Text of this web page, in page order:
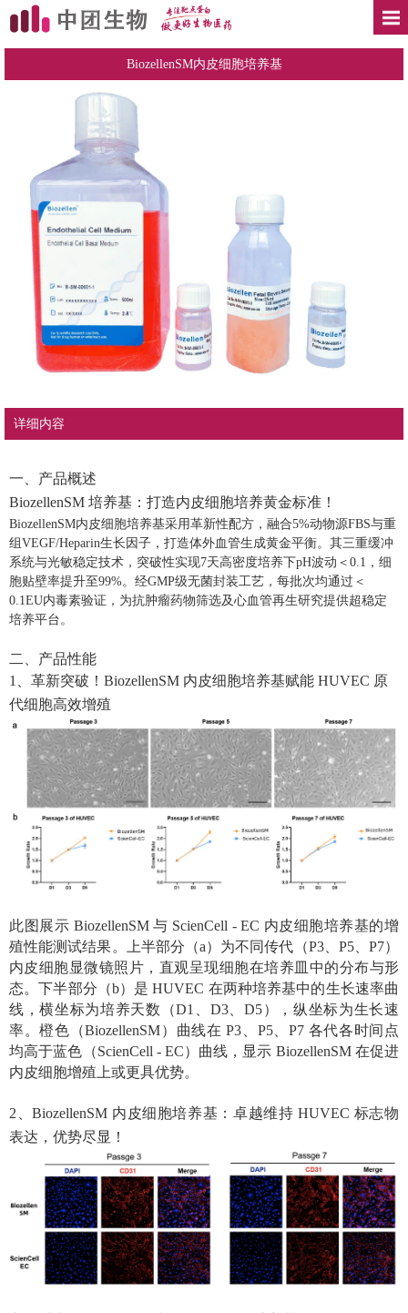
BiozellenSM内皮细胞培养基
详细内容
一、产品概述
BiozellenSM 培养基：打造内皮细胞培养黄金标准！
BiozellenSM内皮细胞培养基采用革新性配方，融合5%动物源FBS与重
组VEGF/Heparin生长因子‌，打造体外血管生成黄金平衡。其三重缓冲
系统与光敏稳定技术，突破性实现7天高密度培养下pH波动＜0.1‌，细
胞贴壁率提升至99%‌。经GMP级无菌封装工艺‌，每批次均通过＜
0.1EU内毒素验证‌，为抗肿瘤药物筛选及心血管再生研究提供超稳定
培养平台‌。
二、产品性能
1、革新突破！BiozellenSM 内皮细胞培养基赋能 HUVEC 原
代细胞高效增殖
此图展示 BiozellenSM 与 ScienCell - EC 内皮细胞培养基的增
殖性能测试结果。上半部分（a）为不同传代（P3、P5、P7）
内皮细胞显微镜照片，直观呈现细胞在培养皿中的分布与形
态。下半部分（b）是 HUVEC 在两种培养基中的生长速率曲
线，横坐标为培养天数（D1、D3、D5），纵坐标为生长速
率。橙色（BiozellenSM）曲线在 P3、P5、P7 各代各时间点
均高于蓝色（ScienCell - EC）曲线，显示 BiozellenSM 在促进
内皮细胞增殖上或更具优势。
2、BiozellenSM 内皮细胞培养基：卓越维持 HUVEC 标志物
表达，优势尽显！